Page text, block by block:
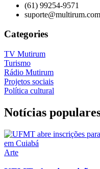
(61) 99254-9571
suporte@multirum.com
Categories
TV Mutirum
Turismo
Rádio Mutirum
Projetos sociais
Política cultural
Notícias
Arte